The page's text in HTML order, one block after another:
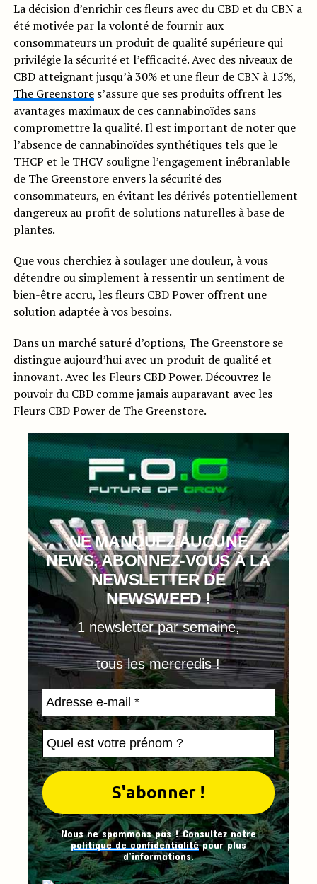
La décision d’enrichir ces fleurs avec du CBD et du CBN a
été motivée par la volonté de fournir aux
consommateurs un produit de qualité supérieure qui
privilégie la sécurité et l’efficacité. Avec des niveaux de
CBD atteignant jusqu’à 30% et une fleur de CBN à 15%,
The Greenstores’assure que ses produits offrent les
avantages maximaux de ces cannabinoïdes sans
compromettre la qualité. Il est important de noter que
l’absence de cannabinoïdes synthétiques tels que le
THCP et le THCV souligne l’engagement inébranlable
de The Greenstore envers la sécurité des
consommateurs, en évitant les dérivés potentiellement
dangereux au profit de solutions naturelles à base de
plantes.
Que vous cherchiez à soulager une douleur, à vous
détendre ou simplement à ressentir un sentiment de
bien-être accru, les fleurs CBD Power offrent une
solution adaptée à vos besoins.
Dans un marché saturé d’options, The Greenstore se
distingue aujourd’hui avec un produit de qualité et
innovant. Avec les Fleurs CBD Power. Découvrez le
pouvoir du CBD comme jamais auparavant avec les
Fleurs CBD Power de The Greenstore.
NE MANQUEZ AUCUNE
NEWS, ABONNEZ-VOUS À LA
NEWSLETTER DE
NEWSWEED !
1 newsletter par semaine,
tous les mercredis !
Nous ne spammons pas ! Consultez notre
politique de confidentialitépour plus
d’informations.